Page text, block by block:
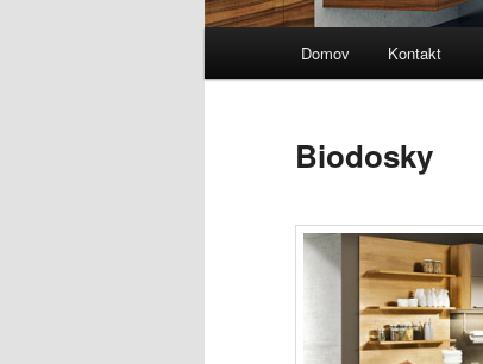
Domov Kontakt
Biodosky